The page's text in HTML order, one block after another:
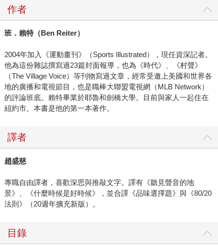
只是從整理棒球數據開始，希望讓資訊更完整、更容易被理
解，但後來發現自己在做的事情，居然開始在職業棒球領域
裡發揮了一些影響力。這本書講的，其實正是這件事情：當
業，仍可能被重新改寫。 4. 《贏球治百病》：當勝利開始
合理化一切 《贏球治百病》其實是一部關於職業運動文化
的調查報導。作者伊凡．德雷里奇透過大量採訪與資料整
理，試圖回答一個很現實的問題：在職業運動的世界裡，為
什麼只要拿到勝利，很多問題就會被忽略？ 書中描述的故
運動科技與數據分析越來越普及，職業球隊開始蒐集大量影
像與比賽資料，希望能在競爭中找到優勢。但當競爭壓力越
來越大時，這些原本用來提升表現的工具，也可能被推向更
書時我其實有一點矛盾。一方面，我當然希望職業球隊能蒐
集更多數據與影像資料，因為這些資訊確實能幫助球隊做出
更好的決策；但另一方面，這本書也提醒我們一件事情：當
用。 《贏球治百病》這個書名其實非常貼切，不僅僅只是
一個PTT鄉民梗。很多時候，只要球隊持續贏球，很多爭議
作者
班．賴特（Ben Reiter）
2004年加入《運動畫刊》（Sports Illustrated），現任資深記者。
他為這份雜誌撰寫過23篇封面報導，也為《時代》、《村聲》
（The Village Voice）等刊物寫過文章，經常受邀上美國和世界各
地的廣播和電視節目，也是職棒大聯盟電視網（MLB Network）
的評論班底。賴特畢業於耶魯和劍橋大學。目前與家人一起住在
紐約市。本書是他的第一本著作。
譯者
趙盛慈
專職自由譯者，喜歡深思與推敲文字。譯有《聽見聲音的地
景》、《什麼時候是好時候》，並合譯《品味選擇題》與《80/20
法則》（20週年擴充新版）。
目錄